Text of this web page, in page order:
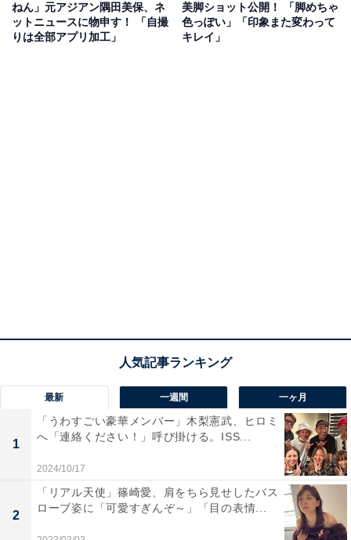
ねん」元アジアン隅田美保、ネ
ットニュースに物申す！ 「自撮
りは全部アプリ加工」
美脚ショット公開！ 「脚めちゃ
色っぽい」「印象また変わって
キレイ」
最新 一週間 一ヶ月
1
「うわすごい豪華メンバー」木梨憲武、ヒロミ
へ「連絡ください！」呼び掛ける。ISS...
2024/10/17
2
「リアル天使」篠崎愛、肩をちら見せしたバス
ローブ姿に「可愛すぎんぞ～」「目の表情...